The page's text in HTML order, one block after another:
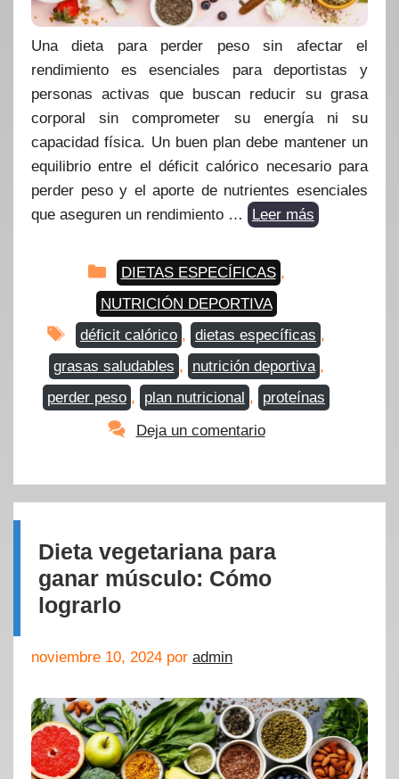
Una dieta para perder peso sin afectar el
rendimiento es esenciales para deportistas y
personas activas que buscan reducir su grasa
corporal sin comprometer su energía ni su
capacidad física. Un buen plan debe mantener un
equilibrio entre el déficit calórico necesario para
perder peso y el aporte de nutrientes esenciales
que aseguren un rendimiento …
Leer más
Categorías
DIETAS ESPECÍFICAS ,
NUTRICIÓN DEPORTIVA
Etiquetas
déficit calórico , dietas específicas ,
grasas saludables , nutrición deportiva ,
perder peso , plan nutricional ,
proteínas
Deja un comentario
Dieta vegetariana para
ganar músculo: Cómo
lograrlo
noviembre 10, 2024 por admin